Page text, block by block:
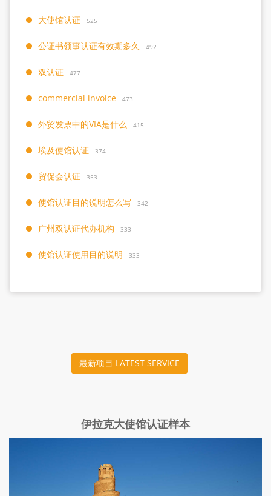
大使馆认证 525
公证书领事认证有效期多久 492
双认证 477
commercial invoice 473
外贸发票中的VIA是什么 415
埃及使馆认证 374
贸促会认证 353
使馆认证目的说明怎么写 342
广州双认证代办机构 333
使馆认证使用目的说明 333
最新项目 LATEST SERVICE
伊拉克大使馆认证样本